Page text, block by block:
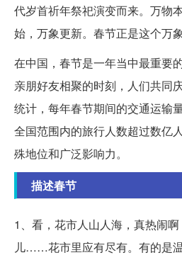
代岁首祈年祭祀演变而来。万物
始，万象更新。春节正是这个万
在中国，春节是一年当中最重要
亲朋好友相聚的时刻，人们共同
统计，每年春节期间的交通运输
全国范围内的旅行人数超过数亿
殊地位和广泛影响力。
描述春节
1、看，花市人山人海，真热闹
儿……花市里应有尽有。有的是